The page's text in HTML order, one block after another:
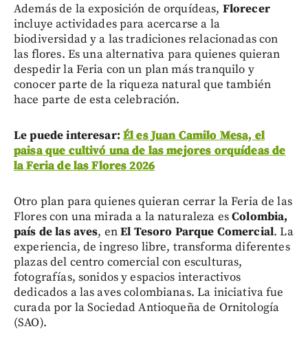
Además de la exposición de orquídeas, Florecer
incluye actividades para acercarse a la
biodiversidad y a las tradiciones relacionadas con
las flores. Es una alternativa para quienes quieran
despedir la Feria con un plan más tranquilo y
conocer parte de la riqueza natural que también
hace parte de esta celebración.
Le puede interesar: Él es Juan Camilo Mesa, el
paisa que cultivó una de las mejores orquídeas de
la Feria de las Flores 2026
Otro plan para quienes quieran cerrar la Feria de las
Flores con una mirada a la naturaleza esColombia,
país de las aves, enEl Tesoro Parque Comercial. La
experiencia, de ingreso libre, transforma diferentes
plazas del centro comercial con esculturas,
fotografías, sonidos y espacios interactivos
dedicados a las aves colombianas. La iniciativa fue
curada por la Sociedad Antioqueña de Ornitología
(SAO).